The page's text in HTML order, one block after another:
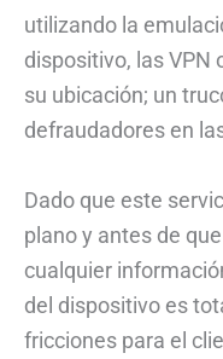
utilizando la
dispositivo, las VPN
su ubicación; un
defraudadores en
Dado que este
plano y antes de
cualquier
del dispositivo es
fricciones para el